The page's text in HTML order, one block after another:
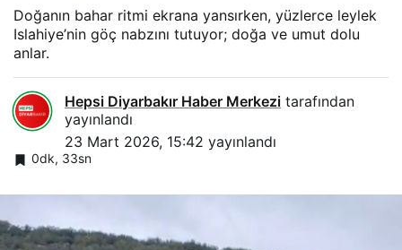
Doğanın bahar ritmi ekrana yansırken, yüzlerce leylek
Islahiye’nin göç nabzını tutuyor; doğa ve umut dolu
anlar.
Hepsi Diyarbakır Haber Merkezi tarafından
yayınlandı
23 Mart 2026, 15:42 yayınlandı
0dk, 33sn
İnci Kefali İçin Umut